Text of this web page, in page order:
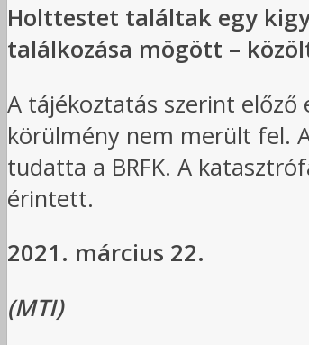
Holttestet találtak egy
találkozása mögött –
A tájékoztatás szerint
körülmény nem merült fel.
tudatta a BRFK. A
érintett.
2021. március 22.
(MTI)